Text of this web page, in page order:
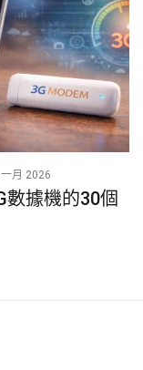
月 2026
數據機的30個